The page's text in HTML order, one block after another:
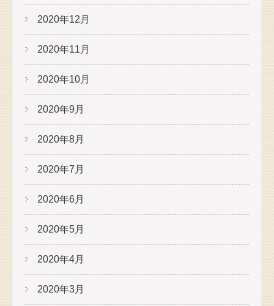
2020年12月
2020年11月
2020年10月
2020年9月
2020年8月
2020年7月
2020年6月
2020年5月
2020年4月
2020年3月